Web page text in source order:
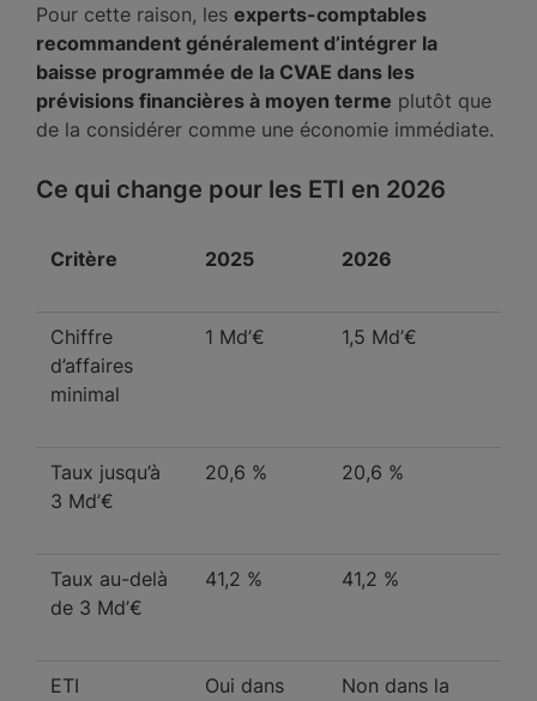
Pour cette raison, les experts-comptables
recommandent généralement d’intégrer la
baisse programmée de la CVAE dans les
prévisions financières à moyen terme plutôt que
de la considérer comme une économie immédiate.
Ce qui change pour les ETI en 2026
Critère 2025 2026
Chiffre
d’affaires
minimal
1 Md’€ 1,5 Md’€
Taux jusqu’à
3 Md’€
20,6 % 20,6 %
Taux au-delà
de 3 Md’€
41,2 % 41,2 %
ETI
Oui dans
Non dans la